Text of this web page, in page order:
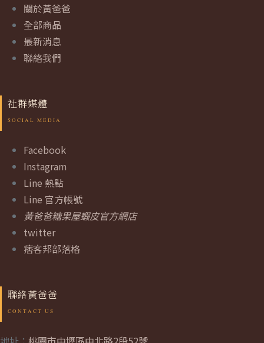
關於黃爸爸
全部商品
最新消息
聯絡我們
社群媒體
Facebook
Instagram
Line 熱點
Line 官方帳號
黃爸爸糖果屋蝦皮官方網店
twitter
痞客邦部落格
聯絡黃爸爸